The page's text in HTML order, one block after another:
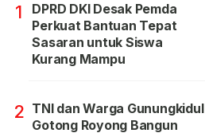
1
DPRD DKI Desak Pemda
Perkuat Bantuan Tepat
Sasaran untuk Siswa
Kurang Mampu
2 TNI dan Warga Gunungkidul
Gotong Royong Bangun